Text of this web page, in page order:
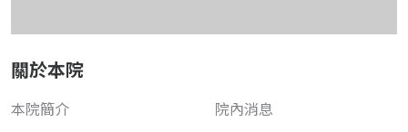
關於本院
本院簡介
院內消息